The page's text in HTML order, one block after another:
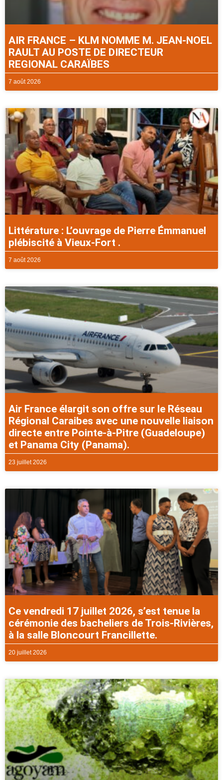
AIR FRANCE – KLM NOMME M. JEAN-NOEL
RAULT AU POSTE DE DIRECTEUR
REGIONAL CARAÏBES
7 août 2026
Littérature : L’ouvrage de Pierre Émmanuel
plébiscité à Vieux-Fort .
7 août 2026
Air France élargit son offre sur le Réseau
Régional Caraibes avec une nouvelle liaison
directe entre Pointe-à-Pitre (Guadeloupe)
et Panama City (Panama).
23 juillet 2026
Ce vendredi 17 juillet 2026, s’est tenue la
cérémonie des bacheliers de Trois-Rivières,
à la salle Bloncourt Francillette.
20 juillet 2026